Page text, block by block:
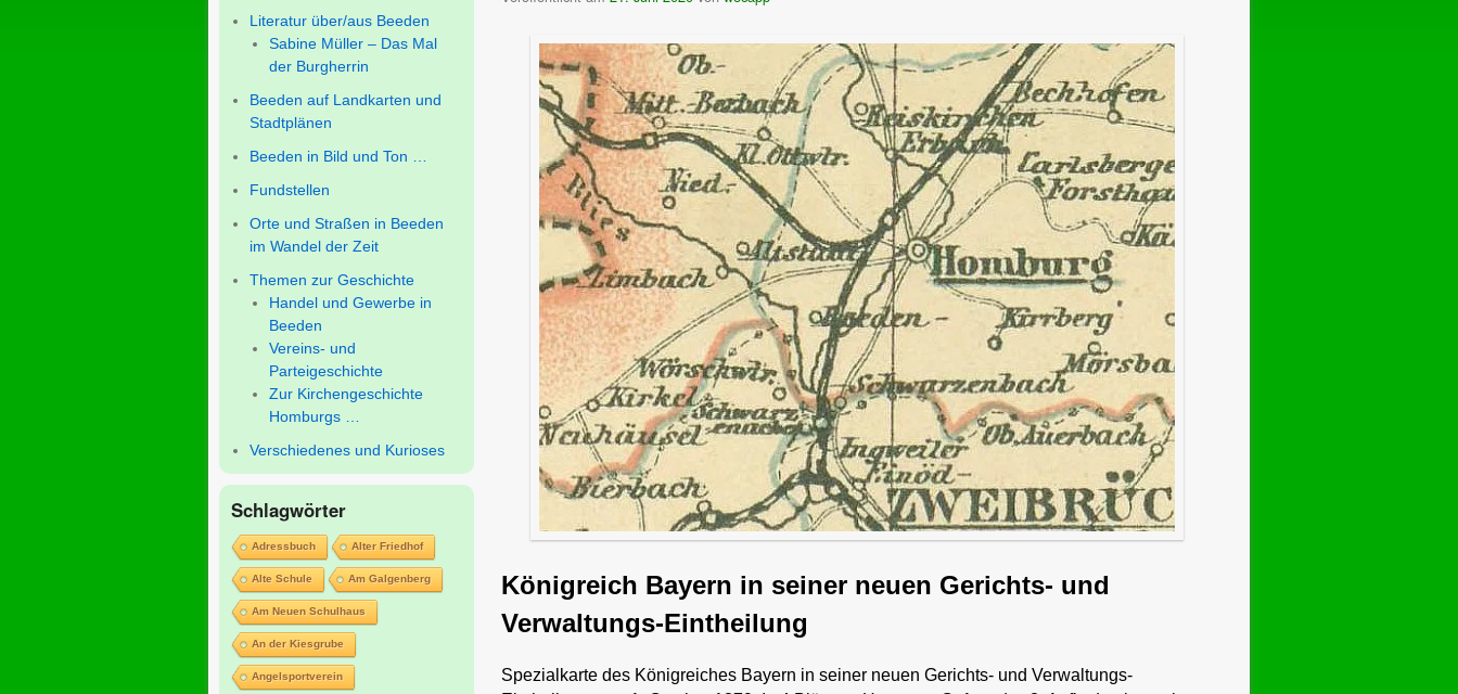
Literatur über/aus Beeden
Sabine Müller – Das Mal
der Burgherrin
Beeden auf Landkarten und
Stadtplänen
Beeden in Bild und Ton …
Fundstellen
Orte und Straßen in Beeden
im Wandel der Zeit
Themen zur Geschichte
Handel und Gewerbe in
Beeden
Vereins- und
Parteigeschichte
Zur Kirchengeschichte
Homburgs …
Verschiedenes und Kurioses
Schlagwörter
Adressbuch Alter Friedhof
Alte Schule Am Galgenberg
Am Neuen Schulhaus
An der Kiesgrube
Angelsportverein
Königreich Bayern in seiner neuen Gerichts- und
Verwaltungs-Eintheilung
Spezialkarte des Königreiches Bayern in seiner neuen Gerichts- und Verwaltungs-